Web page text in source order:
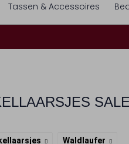
Tassen & Accessoires
Waldlaufer